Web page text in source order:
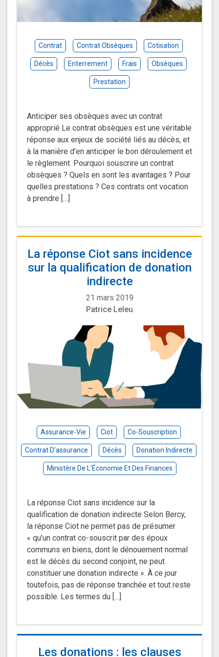
Contrat Contrat Obsèques Cotisation
Décès Enterrement Frais Obsèques
Prestation
Anticiper ses obsèques avec un contrat
approprié Le contrat obsèques est une véritable
réponse aux enjeux de société liés au décès, et
à la manière d’en anticiper le bon déroulement et
le règlement. Pourquoi souscrire un contrat
obsèques ? Quels en sont les avantages ? Pour
quelles prestations ? Ces contrats ont vocation
à prendre […]
La réponse Ciot sans incidence
sur la qualification de donation
indirecte
21 mars 2019
Patrice Leleu
Assurance-Vie Ciot Co-Souscription
Contrat D'assurance Décès Donation Indirecte
Ministère De L’Économie Et Des Finances
La réponse Ciot sans incidence sur la
qualification de donation indirecte Selon Bercy,
la réponse Ciot ne permet pas de présumer
« qu’un contrat co-souscrit par des époux
communs en biens, dont le dénouement normal
est le décès du second conjoint, ne peut
constituer une donation indirecte ». À ce jour
toutefois, pas de réponse tranchée et tout reste
possible. Les termes du […]
Les donations : les clauses